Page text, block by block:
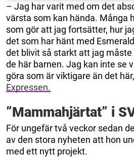
– Jag har varit med om det
värsta som kan hända. Många
som gör att jag fortsätter, hur
det som har hänt med
det blivit så starkt att jag
de här barnen. Jag kan inte se
göra som är viktigare än det
Expressen.
”Mammahjärtat” i
För ungefär två veckor sedan
av den stora nyheten att hon
med ett nytt projekt.